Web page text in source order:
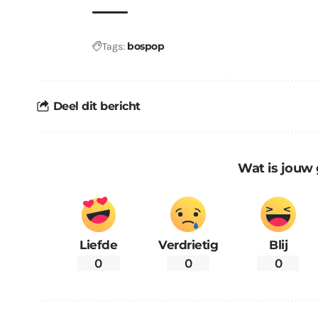
Tags: bospop
Deel dit bericht
Wat is jouw
Liefde
0
Verdrietig
0
Blij
0